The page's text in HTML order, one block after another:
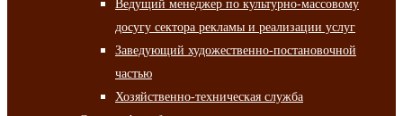
Ведущий менеджер по культурно-массовому
досугу сектора рекламы и реализации услуг
Заведующий художественно-постановочной
частью
Хозяйственно-техническая служба